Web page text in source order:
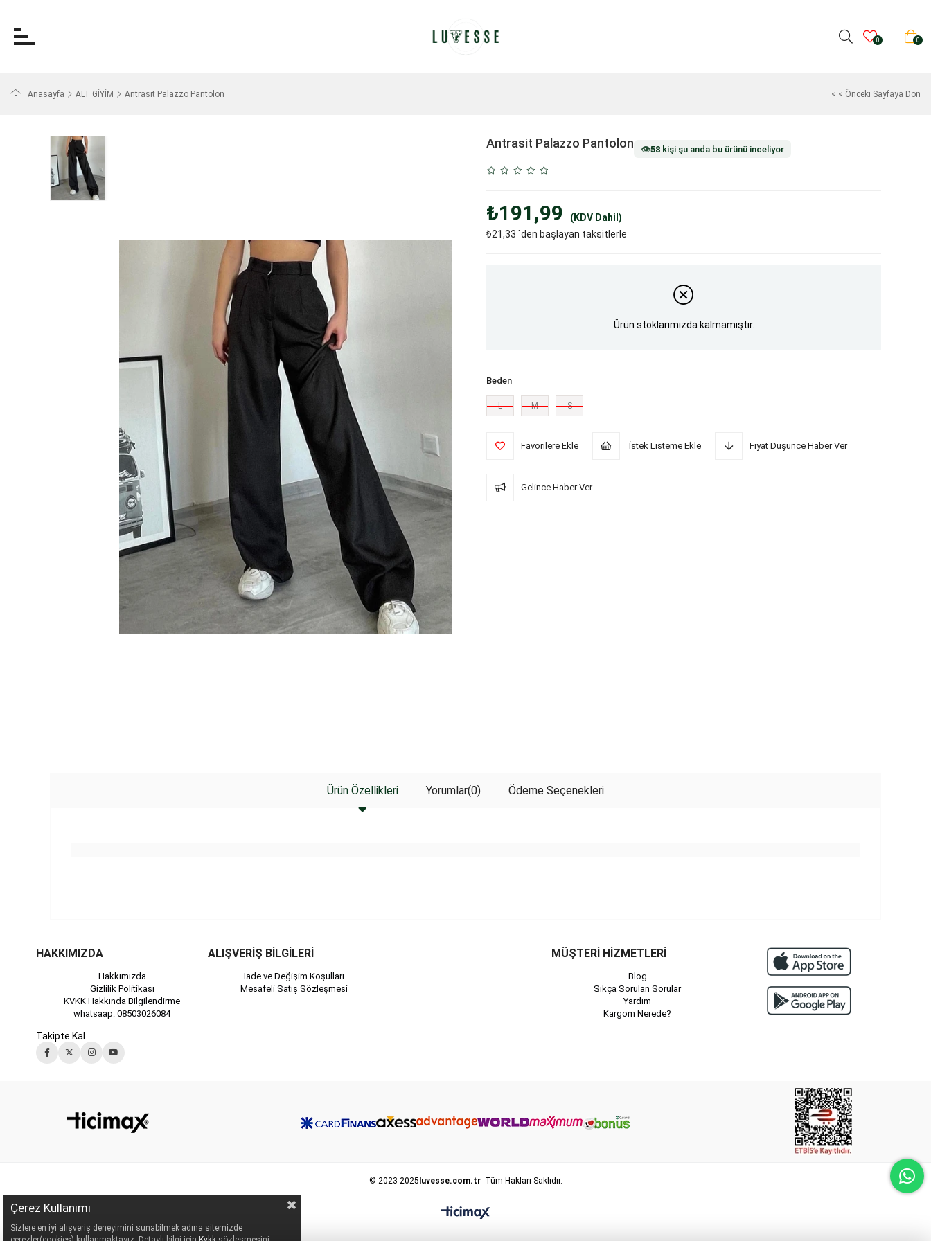
0 0
Anasayfa ALT GİYİM Antrasit Palazzo Pantolon < < Önceki Sayfaya Dön
👁️58 kişi şu anda bu ürünü inceliyor
Antrasit Palazzo Pantolon
₺191,99
(KDV Dahil)
₺21,33 `den başlayan taksitlerle
Ürün stoklarımızda kalmamıştır.
Beden
L M S
Favorilere Ekle İstek Listeme Ekle Fiyat Düşünce Haber Ver
Gelince Haber Ver
Ürün Özellikleri Yorumlar(0) Ödeme Seçenekleri
HAKKIMIZDA
Hakkımızda
Gizlilik Politikası
KVKK Hakkında Bilgilendirme
whatsaap: 08503026084
Takipte Kal
ALIŞVERİŞ BİLGİLERİ
İade ve Değişim Koşulları
Mesafeli Satış Sözleşmesi
MÜŞTERİ HİZMETLERİ
Blog
Sıkça Sorulan Sorular
Yardım
Kargom Nerede?
© 2023-2025 luvesse.com.tr- Tüm Hakları Saklıdır.
Çerez Kullanımı
Sizlere en iyi alışveriş deneyimini sunabilmek adına sitemizde